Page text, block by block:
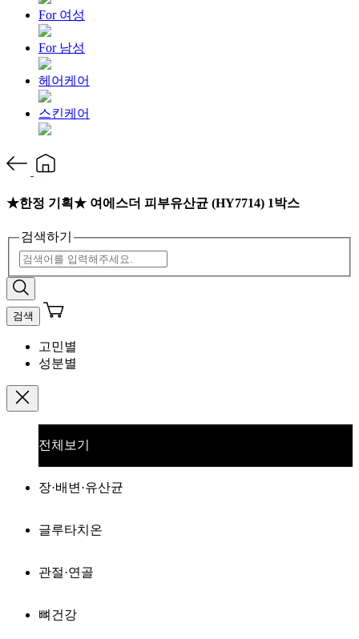
For 여성
For 남성
헤어케어
스킨케어
★한정 기획★ 여에스더 피부유산균 (HY7714) 1박스
검색하기
검색
고민별
성분별
전체보기
장·배변·유산균
글루타치온
관절·연골
뼈건강